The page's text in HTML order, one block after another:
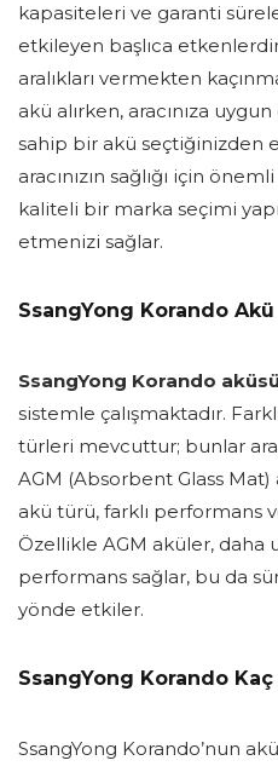
kapasiteleri ve garanti
etkileyen başlıca
aralıkları vermekten
akü alırken, aracınıza
sahip bir akü seçtiğinizden
aracınızın sağlığı için
kaliteli bir marka seçimi
etmenizi sağlar.
SsangYong Korando Akü
SsangYong Korando aküsü
sistemle çalışmaktadır.
türleri mevcuttur; bunlar
AGM (Absorbent Glass
akü türü, farklı performans
Özellikle AGM aküler, daha
performans sağlar, bu da
yönde etkiler.
SsangYong Korando
SsangYong Korando’nun